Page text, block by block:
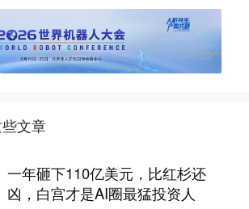
文章
一年砸下110亿美元，比红杉还
凶，白宫才是AI圈最猛投资人